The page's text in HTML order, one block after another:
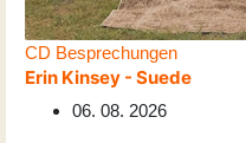
CD Besprechungen
Erin Kinsey - Suede
06. 08. 2026